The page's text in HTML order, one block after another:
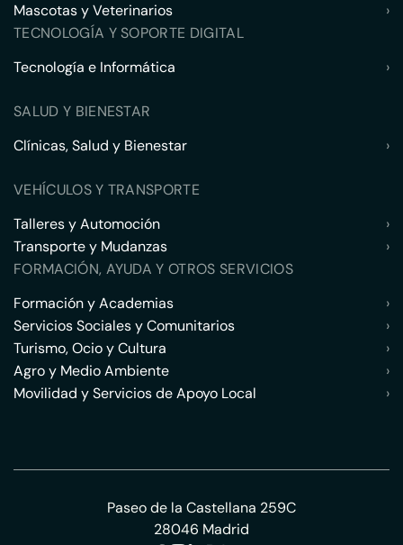
Mascotas y Veterinarios
›
TECNOLOGÍA Y SOPORTE DIGITAL
Tecnología e Informática
›
SALUD Y BIENESTAR
Clínicas, Salud y Bienestar
›
VEHÍCULOS Y TRANSPORTE
Talleres y Automoción
›
Transporte y Mudanzas
›
FORMACIÓN, AYUDA Y OTROS SERVICIOS
Formación y Academias
›
Servicios Sociales y Comunitarios
›
Turismo, Ocio y Cultura
›
Agro y Medio Ambiente
›
Movilidad y Servicios de Apoyo Local
›
Paseo de la Castellana 259C
28046 Madrid